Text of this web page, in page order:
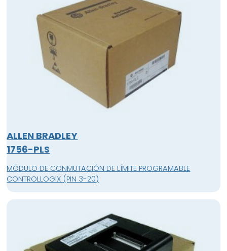
ALLEN BRADLEY
1756-PLS
MÓDULO DE CONMUTACIÓN DE LÍMITE PROGRAMABLE
CONTROLLOGIX (PIN 3-20)